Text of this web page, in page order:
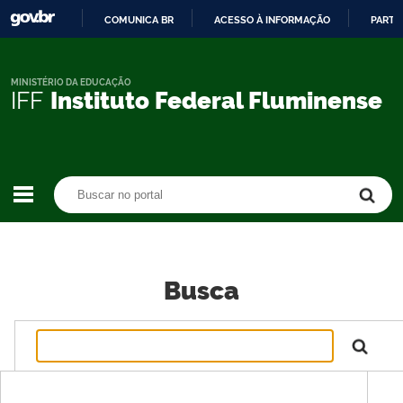
CONTEÚDO
COMUNICA BR ACESSO À INFORMAÇÃO
IFF Instituto Federal Fluminense
MINISTÉRIO DA EDUCAÇÃO
Busca